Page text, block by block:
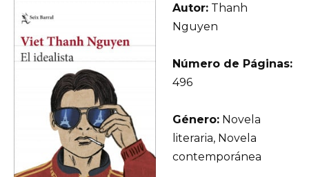
Autor: Thanh
Nguyen
Número de Páginas:
496
Género: Novela
literaria, Novela
contemporánea